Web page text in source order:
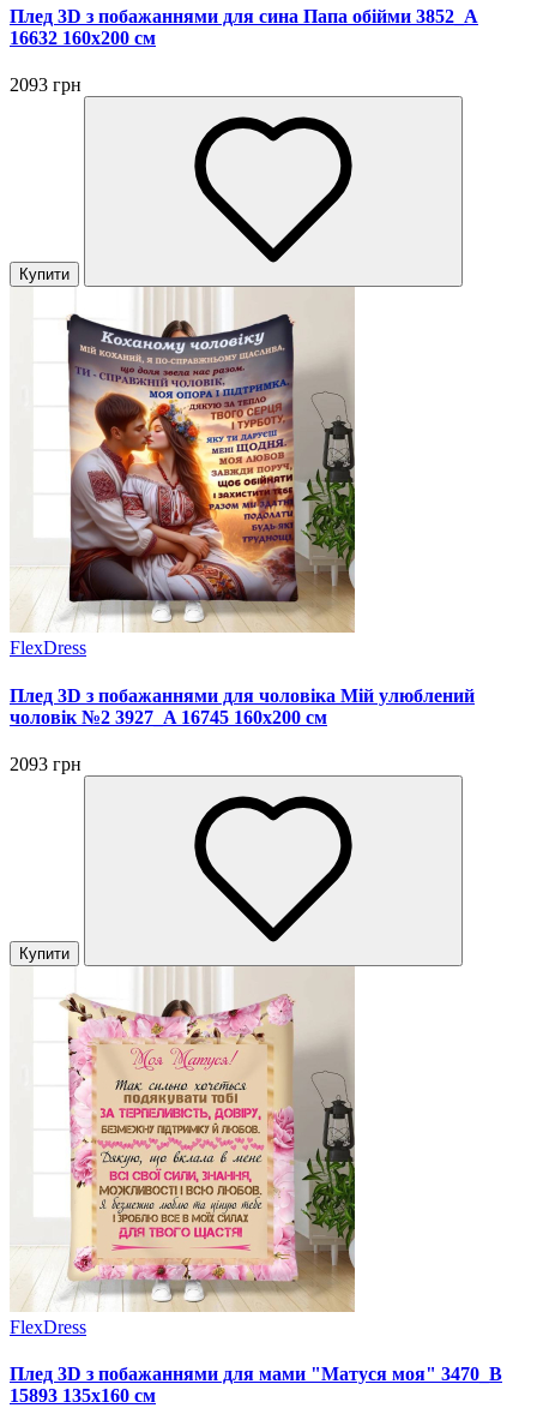
Плед 3D з побажаннями для сина Папа обійми 3852_A
16632 160х200 см
2093 грн
Купити
FlexDress
Плед 3D з побажаннями для чоловіка Мій улюблений
чоловік №2 3927_A 16745 160х200 см
2093 грн
Купити
FlexDress
Плед 3D з побажаннями для мами "Матуся моя" 3470_B
15893 135х160 см